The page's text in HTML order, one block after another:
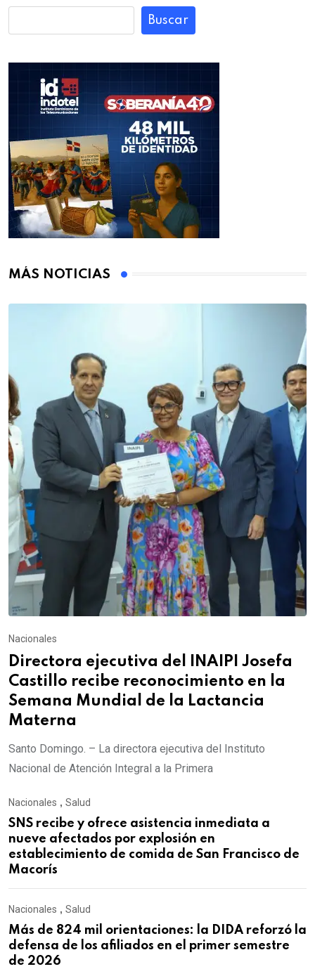
Buscar
MÁS NOTICIAS
Nacionales
Directora ejecutiva del INAIPI Josefa
Castillo recibe reconocimiento en la
Semana Mundial de la Lactancia
Materna
Santo Domingo. – La directora ejecutiva del Instituto
Nacional de Atención Integral a la Primera
Nacionales , Salud
SNS recibe y ofrece asistencia inmediata a
nueve afectados por explosión en
establecimiento de comida de San Francisco de
Macorís
Nacionales , Salud
Más de 824 mil orientaciones: la DIDA reforzó la
defensa de los afiliados en el primer semestre
de 2026